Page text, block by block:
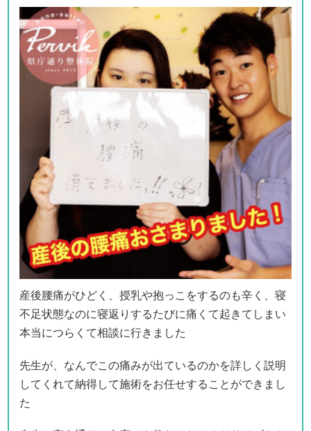
産後腰痛がひどく、授乳や抱っこをするのも辛く、寝
不足状態なのに寝返りするたびに痛くて起きてしまい
本当につらくて相談に行きました
先生が、なんでこの痛みが出ているのかを詳しく説明
してくれて納得して施術をお任せすることができまし
た